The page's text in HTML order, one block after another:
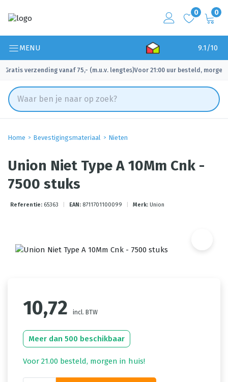
0 0
MENU 9.1/10
Gratis verzending vanaf 75,- (m.u.v. lengtes)
✓ Voor 21:00 uur besteld, morgen
Home Bevestigingsmateriaal Nieten
Union Niet Type A 10Mm Cnk -
7500 stuks
Referentie: 65363 EAN: 8711701100099 Merk: Union
10,72 incl. BTW
Meer dan 500 beschikbaar
Voor 21.00 besteld, morgen in huis!